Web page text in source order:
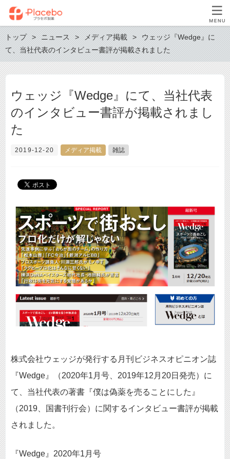
トップ ニュース メディア掲載
ウェッジ『Wedge』に
て、当社代表のインタビュー書評が掲載されました
ウェッジ『Wedge』にて、当社代表
のインタビュー書評が掲載されまし
た
2019-12-20 メディア掲載 雑誌
株式会社ウェッジが発行する月刊ビジネスオピニオン誌
『Wedge』（2020年1月号、2019年12月20日発売）に
て、当社代表の著書『僕は偽薬を売ることにした』
（2019、国書刊行会）に関するインタビュー書評が掲載
されました。
『Wedge』2020年1月号